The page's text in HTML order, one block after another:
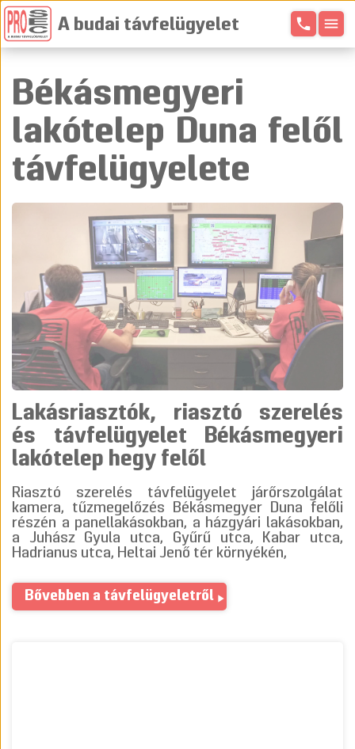
A budai távfelügyelet phone menu
Békásmegyeri
lakótelep Duna felől
távfelügyelete
Lakásriasztók, riasztó szerelés
és távfelügyelet Békásmegyeri
lakótelep hegy felől
Riasztó szerelés távfelügyelet járőrszolgálat
kamera, tűzmegelőzés Békásmegyer Duna felőli
részén a panellakásokban, a házgyári lakásokban,
a Juhász Gyula utca, Gyűrű utca, Kabar utca,
Hadrianus utca, Heltai Jenő tér környékén,
Bővebben a távfelügyeletről